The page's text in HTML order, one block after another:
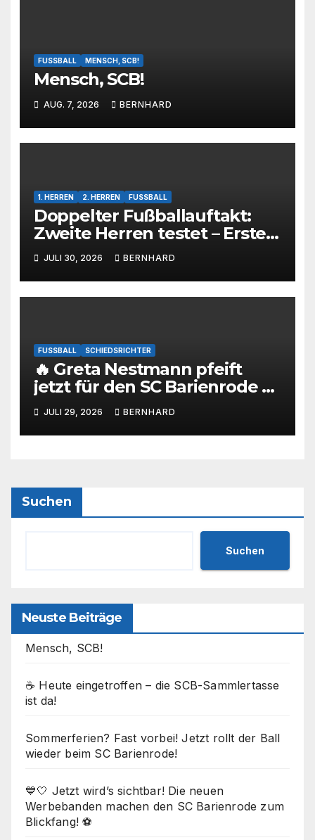
FUSSBALL MENSCH, SCB!
Mensch, SCB!
AUG. 7, 2026 BERNHARD
1. HERREN 2. HERREN FUSSBALL
Doppelter Fußballauftakt:
Zweite Herren testet – Erste
Herren startet im Kreispokal
JULI 30, 2026 BERNHARD
FUSSBALL SCHIEDSRICHTER
🔥 Greta Nestmann pfeift
jetzt für den SC Barienrode –
unsere jüngste
Schiedsrichterin hat die
Prüfung bestanden! 💙🤍⚽
JULI 29, 2026 BERNHARD
Suchen
Suchen
Neuste Beiträge
Mensch, SCB!
☕ Heute eingetroffen – die SCB-Sammlertasse
ist da!
Sommerferien? Fast vorbei! Jetzt rollt der Ball
wieder beim SC Barienrode!
💙🤍 Jetzt wird’s sichtbar! Die neuen
Werbebanden machen den SC Barienrode zum
Blickfang! ⚽